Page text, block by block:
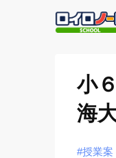
小
海
#授業案